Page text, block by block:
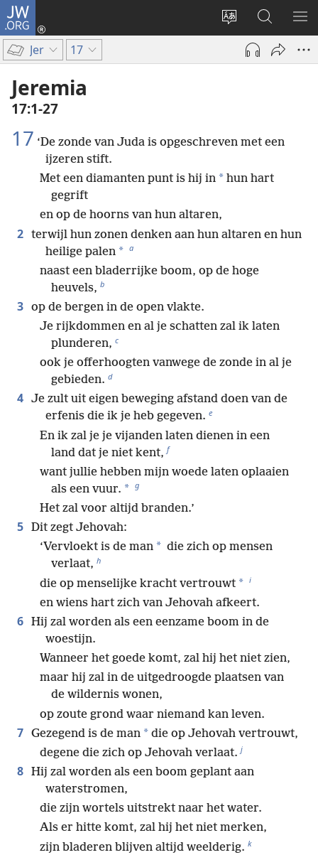
JW.ORG
Taal
site
wijzigen
Inloggen
(opent
venster)
Zoeken
op
JW.ORG
Jer 17
Jeremia
17:1-27
17 ‘De zonde van Juda is opgeschreven met een
ijzeren stift.
Met een diamanten punt is hij in * hun hart
gegrift
en op de hoorns van hun altaren,
2 terwijl hun zonen denken aan hun altaren en hun
heilige palen * a
naast een bladerrijke boom, op de hoge
heuvels, b
3 op de bergen in de open vlakte.
Je rijkdommen en al je schatten zal ik laten
plunderen, c
ook je offerhoogten vanwege de zonde in al je
gebieden. d
4 Je zult uit eigen beweging afstand doen van de
erfenis die ik je heb gegeven. e
En ik zal je je vijanden laten dienen in een
land dat je niet kent, f
want jullie hebben mijn woede laten oplaaien
als een vuur. * g
Het zal voor altijd branden.’
5 Dit zegt Jehovah:
‘Vervloekt is de man * die zich op mensen
verlaat, h
die op menselijke kracht vertrouwt * i
en wiens hart zich van Jehovah afkeert.
6 Hij zal worden als een eenzame boom in de
woestijn.
Wanneer het goede komt, zal hij het niet zien,
maar hij zal in de uitgedroogde plaatsen van
de wildernis wonen,
op zoute grond waar niemand kan leven.
7 Gezegend is de man * die op Jehovah vertrouwt,
degene die zich op Jehovah verlaat. j
8 Hij zal worden als een boom geplant aan
waterstromen,
die zijn wortels uitstrekt naar het water.
Als er hitte komt, zal hij het niet merken,
zijn bladeren blijven altijd weelderig. k